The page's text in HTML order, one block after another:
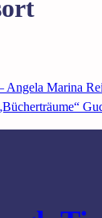
Angela Marina